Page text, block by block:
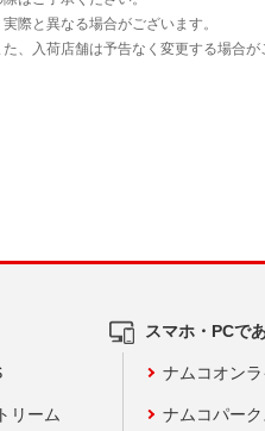
リーム
スマホ・PCで
ナムコオン
ナムコパー